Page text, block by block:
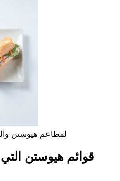
لمطاعم هيوستن
قوائم هيوستن